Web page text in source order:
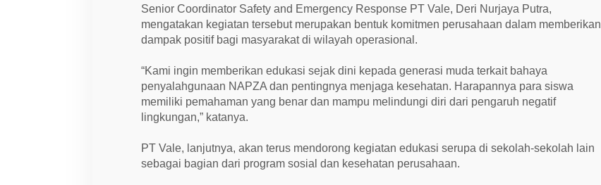
Senior Coordinator Safety and Emergency Response PT Vale, Deri Nurjaya Putra,
mengatakan kegiatan tersebut merupakan bentuk komitmen perusahaan dalam memberikan
dampak positif bagi masyarakat di wilayah operasional.
“Kami ingin memberikan edukasi sejak dini kepada generasi muda terkait bahaya
penyalahgunaan NAPZA dan pentingnya menjaga kesehatan. Harapannya para siswa
memiliki pemahaman yang benar dan mampu melindungi diri dari pengaruh negatif
lingkungan,” katanya.
PT Vale, lanjutnya, akan terus mendorong kegiatan edukasi serupa di sekolah-sekolah lain
sebagai bagian dari program sosial dan kesehatan perusahaan.